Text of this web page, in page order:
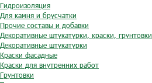
Гидроизоляция
Для камня и брусчатки
Прочие составы и добавки
Декоративные штукатурки, краски, грунтовки
Декоративные штукатурки
Краски фасадные
Краски для внутренних работ
Грунтовки